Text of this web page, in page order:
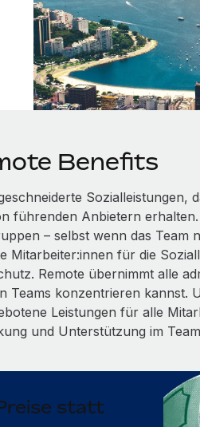
Benefits
Sozialleistungen,
führenden Anbietern
– selbst wenn das Team
Mitarbeiter:innen für die
Remote übernimmt alle
Teams konzentrieren kannst.
Leistungen für alle
und Unterstützung im
statt